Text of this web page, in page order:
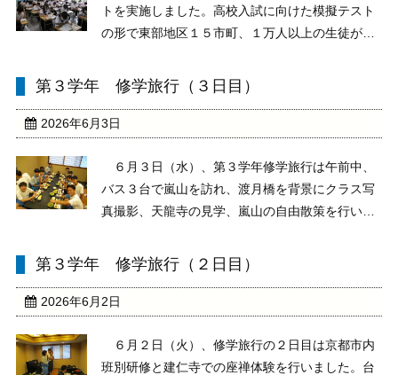
トを実施しました。高校入試に向けた模擬テスト
の形で東部地区１５市町、１万人以上の生徒が受
ークシート方式で回答することとなりました。１
た。
第３学年 修学旅行（３日目）
2026年6月3日
６月３日（水）、第３学年修学旅行は午前中、
バス３台で嵐山を訪れ、渡月橋を背景にクラス写
真撮影、天龍寺の見学、嵐山の自由散策を行いま
一過で晴天になりました。３日目も生徒はよく頑
い出を持ち帰るこ ...
第３学年 修学旅行（２日目）
2026年6月2日
６月２日（火）、修学旅行の２日目は京都市内
班別研修と建仁寺での座禅体験を行いました。台